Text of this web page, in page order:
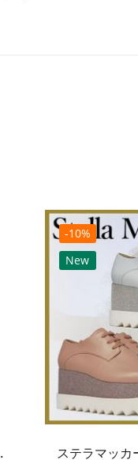
グ シンプルラグ...
-10%
New